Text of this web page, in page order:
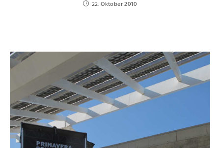
22. Oktober 2010